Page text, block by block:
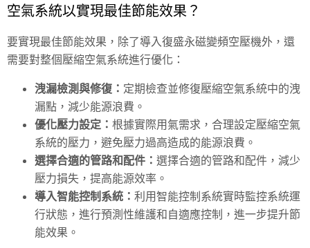
空氣系統以實現最佳節能效果？
要實現最佳節能效果，除了導入復盛永磁變頻空壓機外，還
需要對整個壓縮空氣系統進行優化：
洩漏檢測與修復： 定期檢查並修復壓縮空氣系統中的洩
漏點，減少能源浪費。
優化壓力設定： 根據實際用氣需求，合理設定壓縮空氣
系統的壓力，避免壓力過高造成的能源浪費。
選擇合適的管路和配件： 選擇合適的管路和配件，減少
壓力損失，提高能源效率。
導入智能控制系統： 利用智能控制系統實時監控系統運
行狀態，進行預測性維護和自適應控制，進一步提升節
能效果。